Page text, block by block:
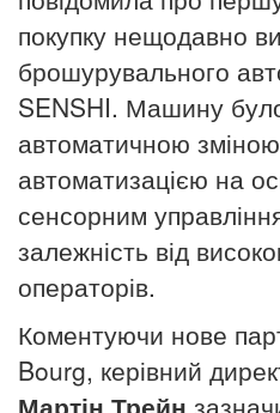
покупку нещодавно
брошурувального
SENSHI. Машину
автоматичною
автоматизацією на
сенсорним
залежність від
операторів.
Коментуючи нове
Bourg, керівний